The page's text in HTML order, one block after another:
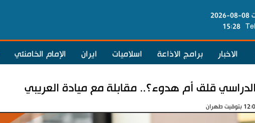
15:28
الاخبار برامج الاذاعة اسلاميات ايران الإمام الخامنئي
قلق أم هدوء؟.. مقابلة مع ميادة العريبي